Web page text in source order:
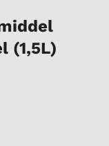
(1,5L)